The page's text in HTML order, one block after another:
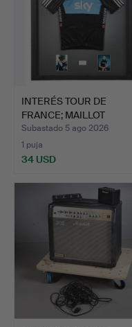
INTERÉS TOUR DE
FRANCE; MAILLOT
FIRMADO PO…
Subastado 5 ago 2026
1 puja
34 USD